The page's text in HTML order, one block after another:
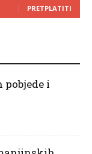
PRETPLATITI
i